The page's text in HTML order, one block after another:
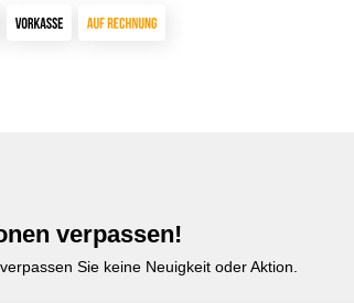
verpassen!
Sie keine Neuigkeit oder Aktion.